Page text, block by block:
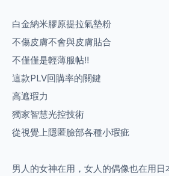
白金納米膠原提拉氣墊粉
不傷皮膚不會與皮膚貼合
不僅僅是輕薄服帖‼️
這款PLV回購率的關鍵
高遮瑕力
獨家智慧光控技術
從視覺上隱匿臉部各種小瑕疵
男人的女神在用，女人的偶像也在用